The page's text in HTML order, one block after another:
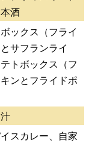
酒
ックス（フライ
サフランライ
トボックス（フ
ンとフライドポ
スカレー、自家